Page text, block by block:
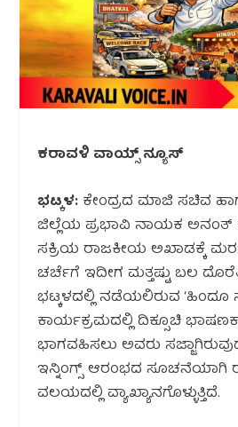
ಕರಾವಳಿ ವಾಯ್ಸ್ ನ್ಯೂಸ್
ಭಟ್ಕಳ: ಕೇಂದ್ರದ ಮಾಜಿ ಸಚಿವ
ಜಿಲ್ಲೆಯ ಪ್ರಭಾವಿ ನಾಯಕ ಅನಂತ್
ಸಕ್ರಿಯ ರಾಜಕೀಯ ಅಖಾಡಕ್ಕೆ
ಚರ್ಚೆಗೆ ಇದೀಗ ಮತ್ತಷ್ಟು ಬಲ
ಭಟ್ಕಳದಲ್ಲಿ ನಡೆಯಲಿರುವ ‘ಹಿಂದೂ
ಕಾರ್ಯಕ್ರಮದಲ್ಲಿ ದಿಕ್ಸೂಚಿ
ಭಾಗವಹಿಸಲು ಅವರು
ಇನ್ನಿಂಗ್ಸ್ ಆರಂಭದ ಸೂಚನೆಯಾಗಿ
ವಲಯದಲ್ಲಿ ವ್ಯಾಖ್ಯಾನಗೊಳ್ಳುತ್ತಿದೆ.